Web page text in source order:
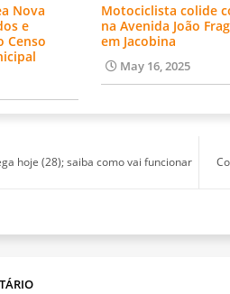
Nova
e
Censo
Motociclista colide
na Avenida João
em Jacobina
May 16, 2025
hoje (28); saiba como vai funcionar